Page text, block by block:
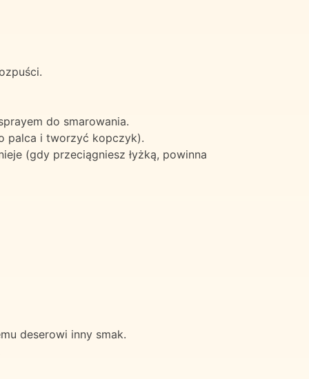
do smarowania.
palca i tworzyć kopczyk).
(gdy przeciągniesz łyżką, powinna
deserowi inny smak.